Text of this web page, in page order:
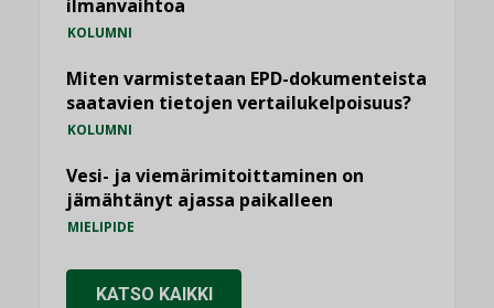
ilmanvaihtoa
KOLUMNI
Miten varmistetaan EPD-dokumenteista
saatavien tietojen vertailukelpoisuus?
KOLUMNI
Vesi- ja viemärimitoittaminen on
jämähtänyt ajassa paikalleen
MIELIPIDE
KATSO KAIKKI